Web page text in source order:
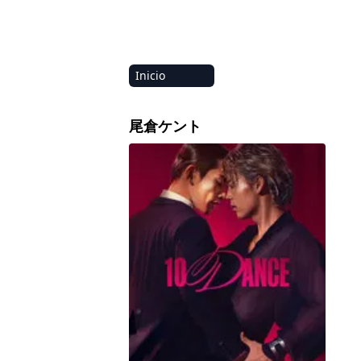
Inicio
Netflix
Disney+
HBO-Max
Vivamax
Marvel
Vix+Original
Apple tv+
尾倉ケント
10DANCE